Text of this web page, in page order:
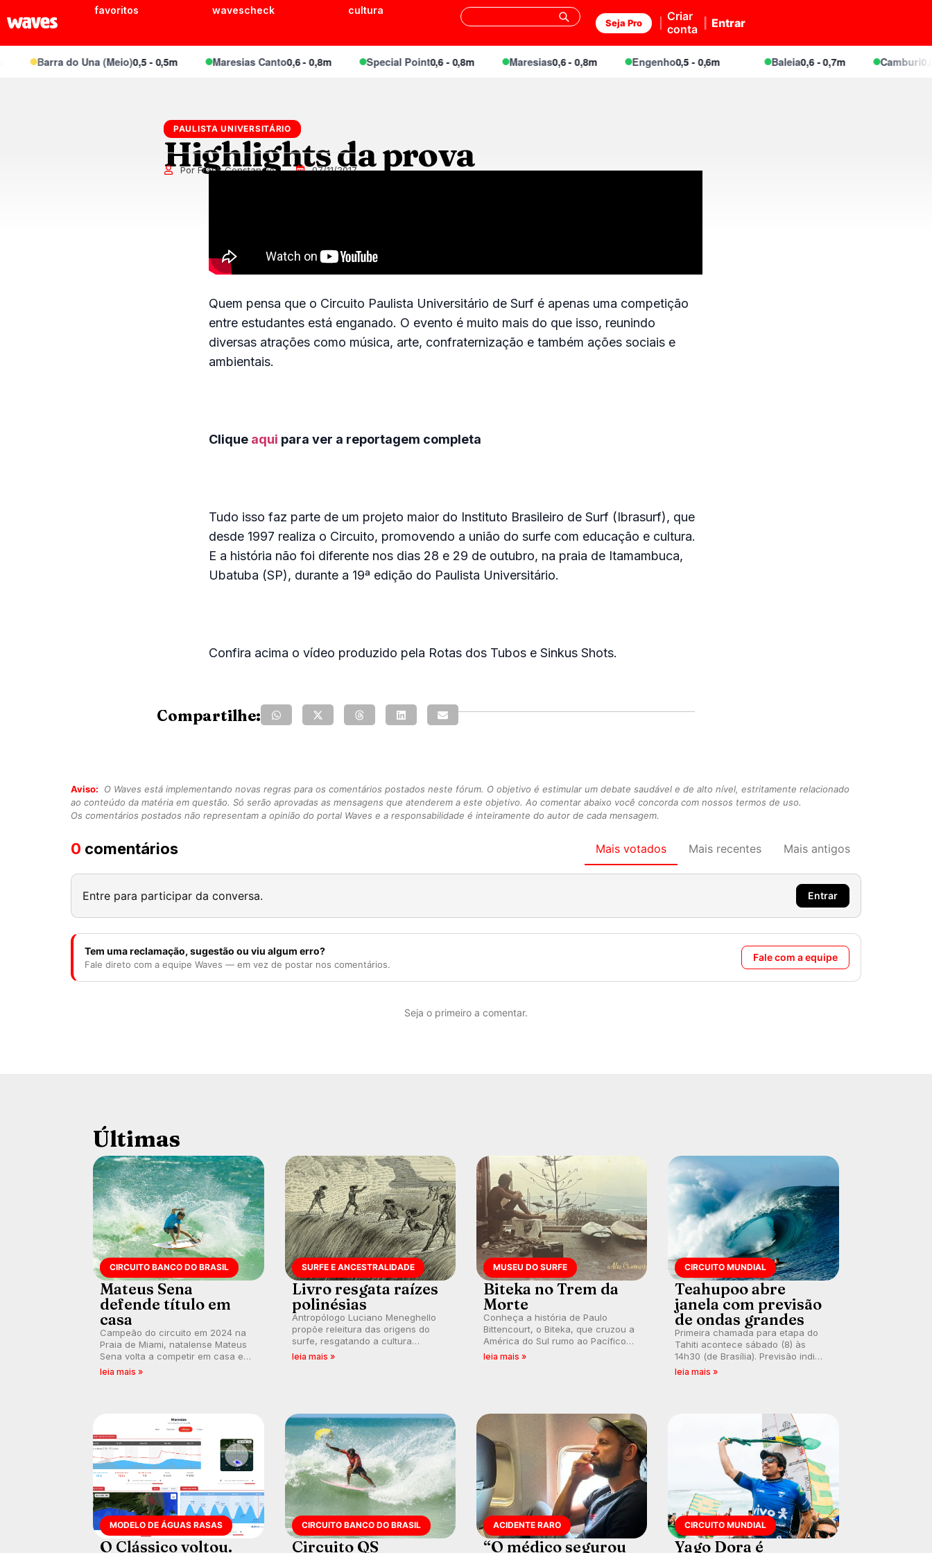
favoritos wavescheck cultura
Seja Pro
Criar
conta
Entrar
Barra do Una (Meio)0,5 - 0,5m Maresias Canto0,6 - 0,8m Special Point0,6 - 0,8m Maresias0,6 - 0,8m Engenho0,5 - 0,6m Baleia0,6 - 0,7m Camburi0,6 -
PAULISTA UNIVERSITÁRIO
Highlights da prova
Por Frank Constancio 07/11/2017
Quem pensa que o Circuito Paulista Universitário de Surf é apenas uma competição
entre estudantes está enganado. O evento é muito mais do que isso, reunindo
diversas atrações como música, arte, confraternização e também ações sociais e
ambientais.
Clique aqui para ver a reportagem completa
Tudo isso faz parte de um projeto maior do Instituto Brasileiro de Surf (Ibrasurf), que
desde 1997 realiza o Circuito, promovendo a união do surfe com educação e cultura.
E a história não foi diferente nos dias 28 e 29 de outubro, na praia de Itamambuca,
Ubatuba (SP), durante a 19ª edição do Paulista Universitário.
Confira acima o vídeo produzido pela Rotas dos Tubos e Sinkus Shots.
Compartilhe:
Aviso:
O Waves está implementando novas regras para os comentários postados neste fórum. O objetivo é estimular um debate saudável e de alto nível, estritamente relacionado
ao conteúdo da matéria em questão. Só serão aprovadas as mensagens que atenderem a este objetivo. Ao comentar abaixo você concorda com nossos termos de uso.
Os comentários postados não representam a opinião do portal Waves e a responsabilidade é inteiramente do autor de cada mensagem.
0 comentários Mais votados Mais recentes Mais antigos
Entre para participar da conversa. Entrar
Tem uma reclamação, sugestão ou viu algum erro?
Fale direto com a equipe Waves — em vez de postar nos comentários.
Fale com a equipe
Seja o primeiro a comentar.
Últimas
CIRCUITO BANCO DO BRASIL
Mateus Sena
defende título em
casa
Campeão do circuito em 2024 na
Praia de Miami, natalense Mateus
Sena volta a competir em casa em
busca de manter a hegemonia
leia mais »
SURFE E ANCESTRALIDADE
Livro resgata raízes
polinésias
Antropólogo Luciano Meneghello
propõe releitura das origens do
surfe, resgatando a cultura
polinésia e questionando a visão
leia mais »
MUSEU DO SURFE
Biteka no Trem da
Morte
Conheça a história de Paulo
Bittencourt, o Biteka, que cruzou a
América do Sul rumo ao Pacífico
em uma jornada que se tornou um
leia mais »
CIRCUITO MUNDIAL
Teahupoo abre
janela com previsão
de ondas grandes
Primeira chamada para etapa do
Tahiti acontece sábado (8) às
14h30 (de Brasília). Previsão indica
swell consistente. Medina
leia mais »
MODELO DE ÁGUAS RASAS
O Clássico voltou.
CIRCUITO BANCO DO BRASIL
Circuito QS
ACIDENTE RARO
“O médico segurou
CIRCUITO MUNDIAL
Yago Dora é